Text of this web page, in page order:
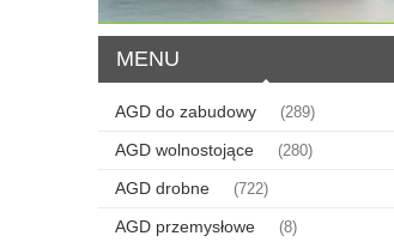
MENU
AGD do zabudowy (289)
AGD wolnostojące (280)
AGD drobne (722)
AGD przemysłowe (8)